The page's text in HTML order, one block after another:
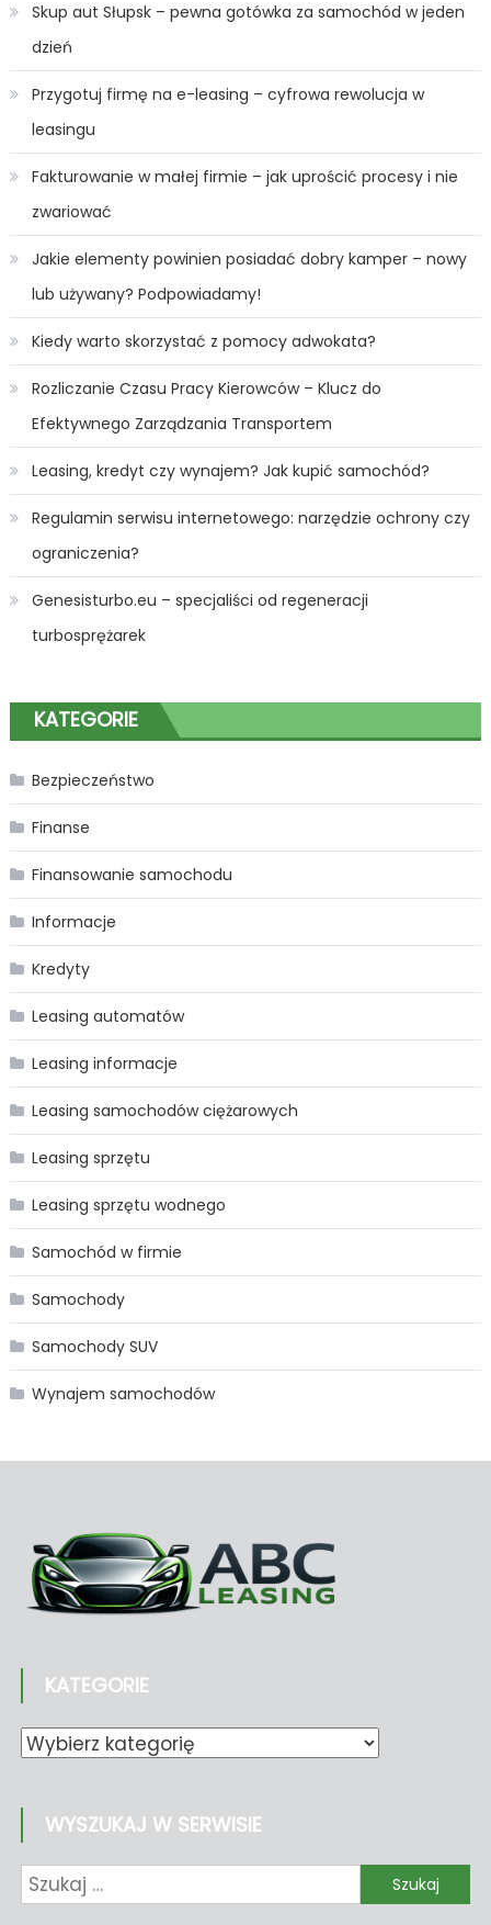
Skup aut Słupsk – pewna gotówka za samochód w jeden
dzień
Przygotuj firmę na e-leasing – cyfrowa rewolucja w
leasingu
Fakturowanie w małej firmie – jak uprościć procesy i nie
zwariować
Jakie elementy powinien posiadać dobry kamper – nowy
lub używany? Podpowiadamy!
Kiedy warto skorzystać z pomocy adwokata?
Rozliczanie Czasu Pracy Kierowców – Klucz do
Efektywnego Zarządzania Transportem
Leasing, kredyt czy wynajem? Jak kupić samochód?
Regulamin serwisu internetowego: narzędzie ochrony czy
ograniczenia?
Genesisturbo.eu – specjaliści od regeneracji
turbosprężarek
KATEGORIE
Bezpieczeństwo
Finanse
Finansowanie samochodu
Informacje
Kredyty
Leasing automatów
Leasing informacje
Leasing samochodów ciężarowych
Leasing sprzętu
Leasing sprzętu wodnego
Samochód w firmie
Samochody
Samochody SUV
Wynajem samochodów
KATEGORIE
Kategorie
WYSZUKAJ W SERWISIE
Szukaj: